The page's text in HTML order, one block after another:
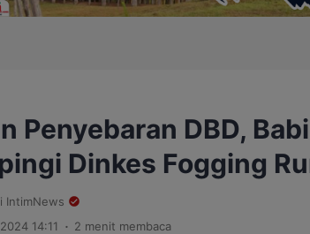
Penyebaran DBD,
Dinkes Fogging
IntimNews
14:11
. 2 menit membaca